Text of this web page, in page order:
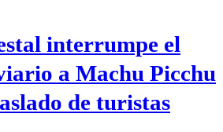
interrumpe el
a Machu Picchu
de turistas